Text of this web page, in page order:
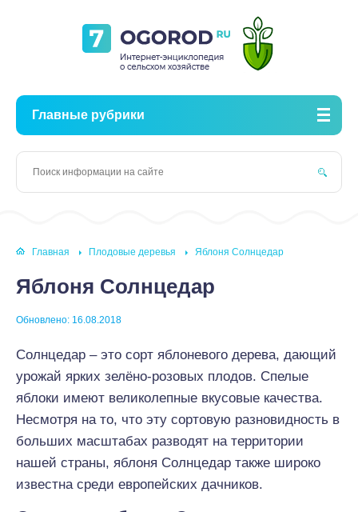
Главные рубрики
Главная Плодовые деревья Яблоня Солнцедар
Яблоня Солнцедар
Обновлено: 16.08.2018
Солнцедар – это сорт яблоневого дерева, дающий
урожай ярких зелёно-розовых плодов. Спелые
яблоки имеют великолепные вкусовые качества.
Несмотря на то, что эту сортовую разновидность в
больших масштабах разводят на территории
нашей страны, яблоня Солнцедар также широко
известна среди европейских дачников.